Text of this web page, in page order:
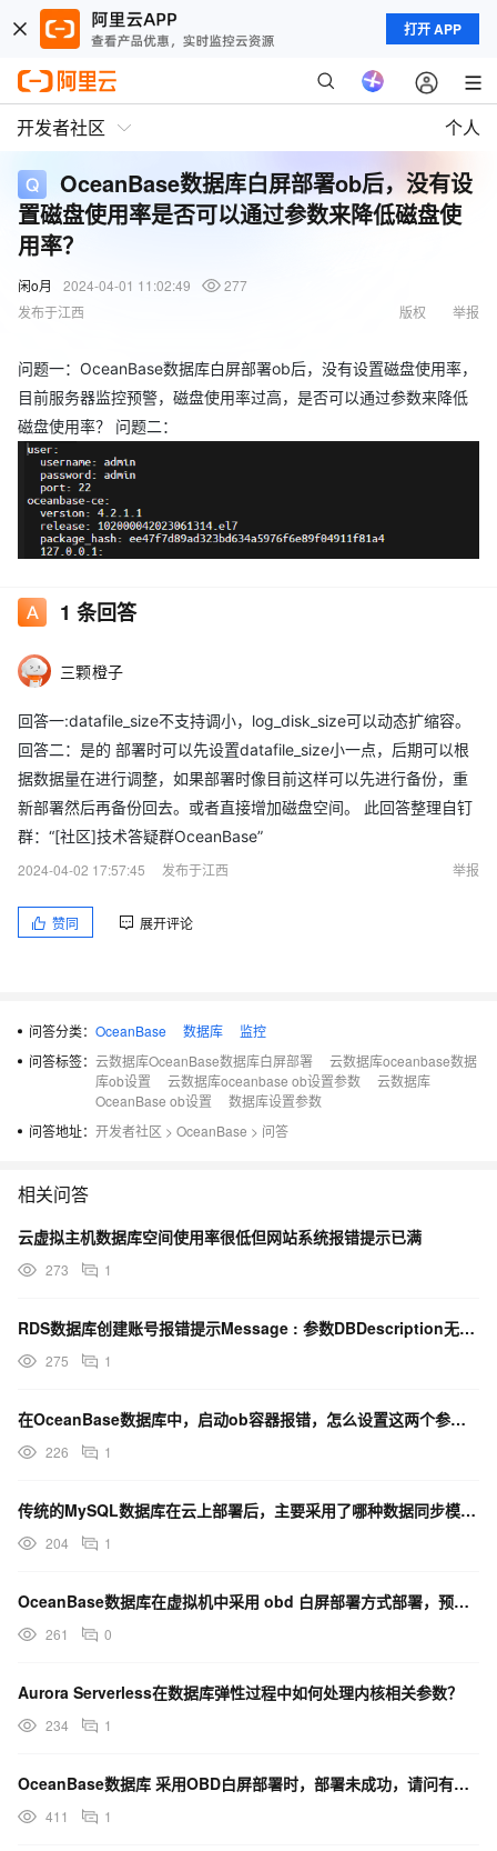
打开 APP
开发者社区 个人
OceanBase数据库白屏部署ob后，没有设
置磁盘使用率是否可以通过参数来降低磁盘使
用率？
闲o月 2024-04-01 11:02:49
277
发布于江西
举报
版权
问题一：OceanBase数据库白屏部署ob后，没有设置磁盘使用率，
目前服务器监控预警，磁盘使用率过高，是否可以通过参数来降低
磁盘使用率？ 问题二：
datafile_size 不支持调小？ 只能调大？
1 条回答
三颗橙子
回答一:datafile_size不支持调小，log_disk_size可以动态扩缩容。
回答二：是的 部署时可以先设置datafile_size小一点，后期可以根
据数据量在进行调整，如果部署时像目前这样可以先进行备份，重
新部署然后再备份回去。或者直接增加磁盘空间。 此回答整理自钉
群：“[社区]技术答疑群OceanBase”
2024-04-02 17:57:45
发布于江西 举报
赞同 展开评论
问答分类： OceanBase 数据库
监控
问答标签： 云数据库OceanBase数据库白屏部署
云数据库oceanbase数据
库ob设置
云数据库oceanbase ob设置参数
云数据库
OceanBase ob设置
数据库设置参数
问答地址： 开发者社区 > OceanBase > 问答
相关问答
云虚拟主机数据库空间使用率很低但网站系统报错提示已满
273 1
RDS数据库创建账号报错提示Message : 参数DBDescription无效怎么处理
275 1
在OceanBase数据库中，启动ob容器报错，怎么设置这两个参数？通过-e？
226 1
传统的MySQL数据库在云上部署后，主要采用了哪种数据同步模式？这种模式存在哪些问题？
204 1
OceanBase数据库在虚拟机中采用 obd 白屏部署方式部署，预检查通过后，最后部署失败是啥情况
261 0
Aurora Serverless在数据库弹性过程中如何处理内核相关参数？
234 1
OceanBase数据库 采用OBD白屏部署时，部署未成功，请问有什么解决办法嘛？
411 1